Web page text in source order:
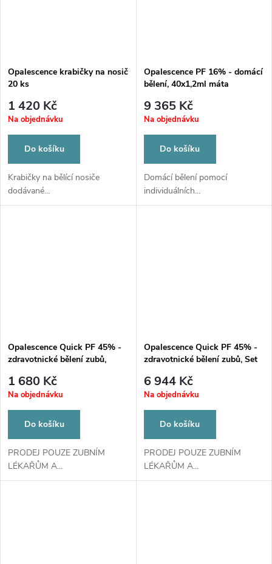
Opalescence krabičky na nosič
20 ks
1 420 Kč
Na objednávku
Do košíku
Krabičky na bělící nosiče
dodávané...
Opalescence PF 16% - domácí
bělení, 40x1,2ml máta
9 365 Kč
Na objednávku
Do košíku
Domácí bělení pomocí
individuálních...
Opalescence Quick PF 45% -
zdravotnické bělení zubů,
1 680 Kč
Na objednávku
Do košíku
PRODEJ POUZE ZUBNÍM
LÉKAŘŮM A...
Opalescence Quick PF 45% -
zdravotnické bělení zubů, Set
6 944 Kč
Na objednávku
Do košíku
PRODEJ POUZE ZUBNÍM
LÉKAŘŮM A...